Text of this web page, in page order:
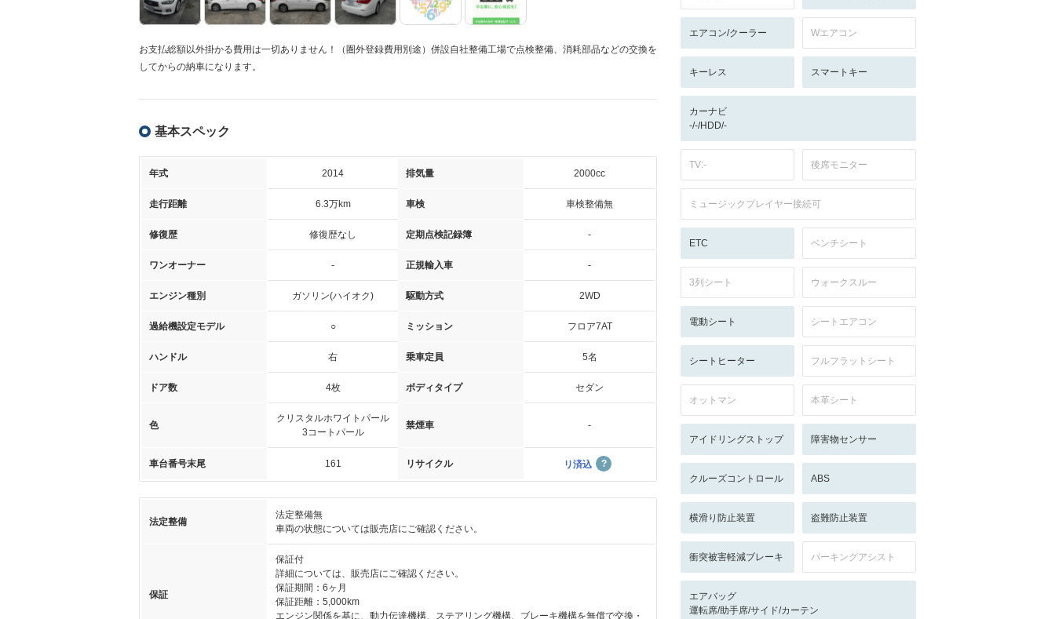
お支払総額以外掛かる費用は一切ありません！（圏外登録費用別途）併設自社整備工場で点検整備、消耗部品などの交換を
してからの納車になります。
基本スペック
年式 2014 排気量 2000cc
走行距離 6.3万km 車検 車検整備無
修復歴 修復歴なし 定期点検記録簿 -
ワンオーナー - 正規輸入車 -
エンジン種別 ガソリン(ハイオク) 駆動方式 2WD
過給機設定モデル ○ ミッション フロア7AT
ハンドル 右 乗車定員 5名
ドア数 4枚 ボディタイプ セダン
色
クリスタルホワイトパール
3コートパール
禁煙車 -
車台番号末尾 161 リサイクル リ済込
法定整備
法定整備無
車両の状態については販売店にご確認ください。
保証
保証付
詳細については、販売店にご確認ください。
保証期間：6ヶ月
保証距離：5,000km
エンジン関係を基に、動力伝達機構、ステアリング機構、ブレーキ機構を無償で交換・
エアコン/クーラー Wエアコン
キーレス スマートキー
カーナビ
-/-/HDD/-
TV:- 後席モニター
ミュージックプレイヤー接続可
ETC ベンチシート
3列シート ウォークスルー
電動シート シートエアコン
シートヒーター フルフラットシート
オットマン 本革シート
アイドリングストップ 障害物センサー
クルーズコントロール ABS
横滑り防止装置 盗難防止装置
衝突被害軽減ブレーキ パーキングアシスト
エアバッグ
運転席/助手席/サイド/カーテン